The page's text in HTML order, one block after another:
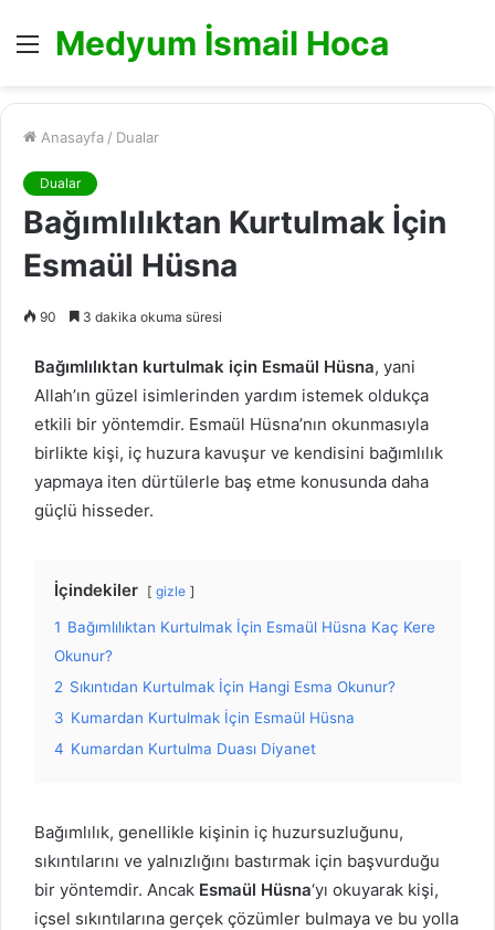
MenüMedyum İsmail Hoca
Anasayfa / Dualar
Dualar
Bağımlılıktan Kurtulmak İçin
Esmaül Hüsna
90 3 dakika okuma süresi
Bağımlılıktan kurtulmak için Esmaül Hüsna, yani
Allah’ın güzel isimlerinden yardım istemek oldukça
etkili bir yöntemdir. Esmaül Hüsna’nın okunmasıyla
birlikte kişi, iç huzura kavuşur ve kendisini bağımlılık
yapmaya iten dürtülerle baş etme konusunda daha
güçlü hisseder.
İçindekiler gizle
1 Bağımlılıktan Kurtulmak İçin Esmaül Hüsna Kaç Kere
Okunur?
2 Sıkıntıdan Kurtulmak İçin Hangi Esma Okunur?
3 Kumardan Kurtulmak İçin Esmaül Hüsna
4 Kumardan Kurtulma Duası Diyanet
Bağımlılık, genellikle kişinin iç huzursuzluğunu,
sıkıntılarını ve yalnızlığını bastırmak için başvurduğu
bir yöntemdir. Ancak Esmaül Hüsna‘yı okuyarak kişi,
içsel sıkıntılarına gerçek çözümler bulmaya ve bu yolla